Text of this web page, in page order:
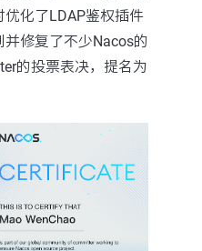
化了LDAP鉴权插件
修复了不少Nacos的
的投票表决，提名为